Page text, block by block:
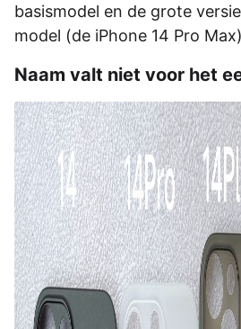
basismodel en de grote
model (de iPhone 14 Pro
Naam valt niet voor het